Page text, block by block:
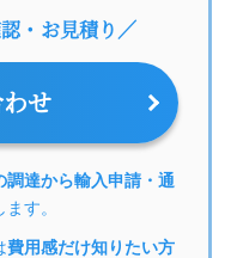
・お見積り／
せ
調達から輸入申請・通
す。
費用感だけ知りたい方